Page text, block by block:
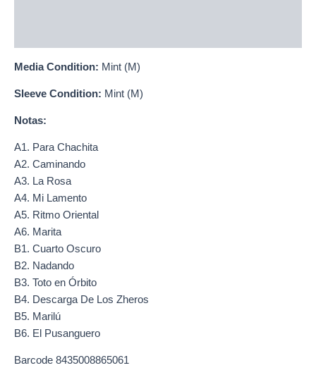
Media Condition: Mint (M)
Sleeve Condition: Mint (M)
Notas:
A1. Para Chachita
A2. Caminando
A3. La Rosa
A4. Mi Lamento
A5. Ritmo Oriental
A6. Marita
B1. Cuarto Oscuro
B2. Nadando
B3. Toto en Órbito
B4. Descarga De Los Zheros
B5. Marilú
B6. El Pusanguero
Barcode 8435008865061